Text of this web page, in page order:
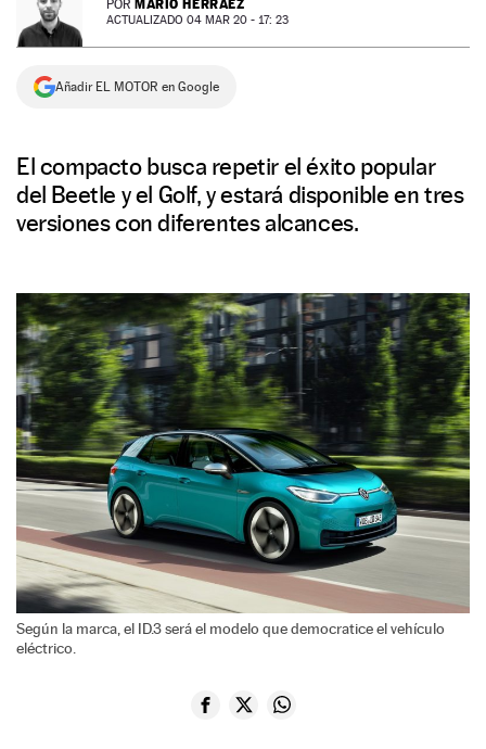
NEWSLETTER
SÍGUENOS
POR MARIO HERRÁEZ
ACTUALIZADO 04 MAR 20 - 17: 23
Añadir EL MOTOR en Google
El compacto busca repetir el éxito popular
del Beetle y el Golf, y estará disponible en tres
versiones con diferentes alcances.
Según la marca, el ID.3 será el modelo que democratice el vehículo
eléctrico.